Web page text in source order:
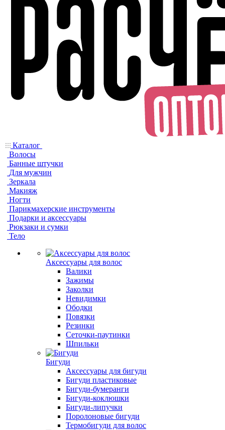
Каталог
Волосы
Банные штучки
Для мужчин
Зеркала
Макияж
Ногти
Парикмахерские инструменты
Подарки и аксессуары
Рюкзаки и сумки
Тело
Аксессуары для волос
Валики
Зажимы
Заколки
Невидимки
Ободки
Повязки
Резинки
Сеточки-паутинки
Шпильки
Бигуди
Аксессуары для бигуди
Бигуди пластиковые
Бигуди-бумеранги
Бигуди-коклюшки
Бигуди-липучки
Поролоновые бигуди
Термобигуди для волос